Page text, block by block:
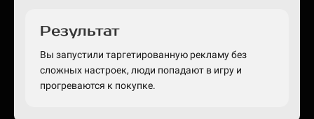
Результат
Вы запустили таргетированную рекламу без
сложных настроек, люди попадают в игру и
прогреваются к покупке.